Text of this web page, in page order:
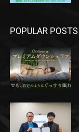
POPULAR POSTS